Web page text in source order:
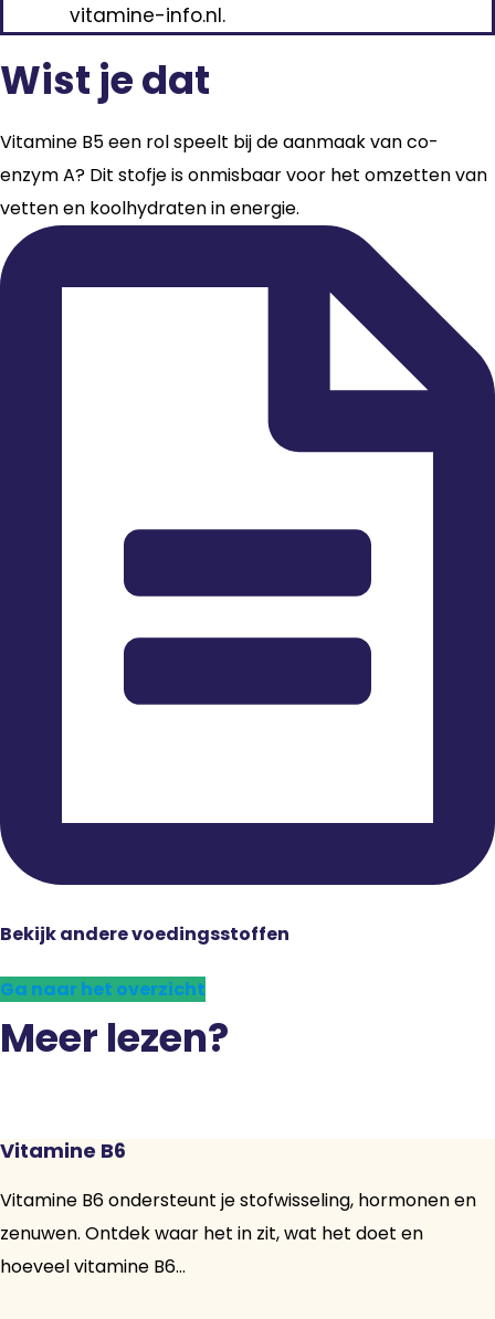
vitamine-info.nl.
Wist je dat
Vitamine B5 een rol speelt bij de aanmaak van co-
enzym A? Dit stofje is onmisbaar voor het omzetten van
vetten en koolhydraten in energie.
Bekijk andere voedingsstoffen
Ga naar het overzicht
Meer lezen?
Vitamine B6
Vitamine B6 ondersteunt je stofwisseling, hormonen en
zenuwen. Ontdek waar het in zit, wat het doet en
hoeveel vitamine B6...